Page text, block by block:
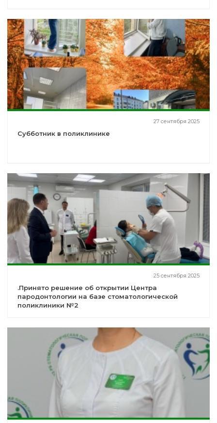
27 сентября 2025
Субботник в поликлинике
25 сентября 2025
.Принято решение об открытии Центра
пародонтологии на базе стоматологической
поликлиники №2